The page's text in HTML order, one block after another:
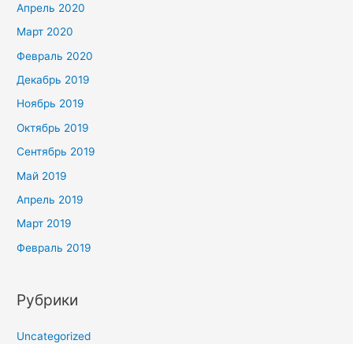
Апрель 2020
Март 2020
Февраль 2020
Декабрь 2019
Ноябрь 2019
Октябрь 2019
Сентябрь 2019
Май 2019
Апрель 2019
Март 2019
Февраль 2019
Рубрики
Uncategorized